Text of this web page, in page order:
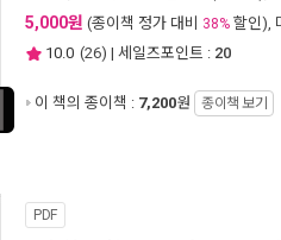
5,000원 (종이책 정가 대비 38% 할인),
10.0 (26) | 세일즈포인트 : 20
이 책의 종이책 : 7,200원 종이책 보기
PDF